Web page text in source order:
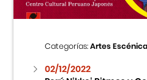
Categorías:Artes
02/12/2022